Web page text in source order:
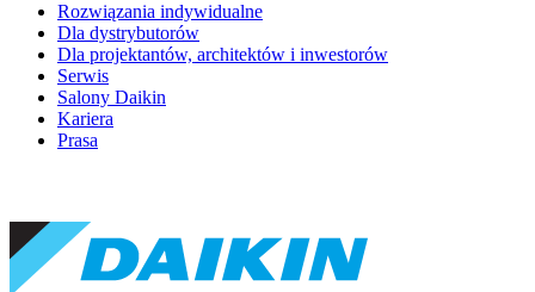
Rozwiązania indywidualne
Dla dystrybutorów
Dla projektantów, architektów i inwestorów
Serwis
Salony Daikin
Kariera
Prasa